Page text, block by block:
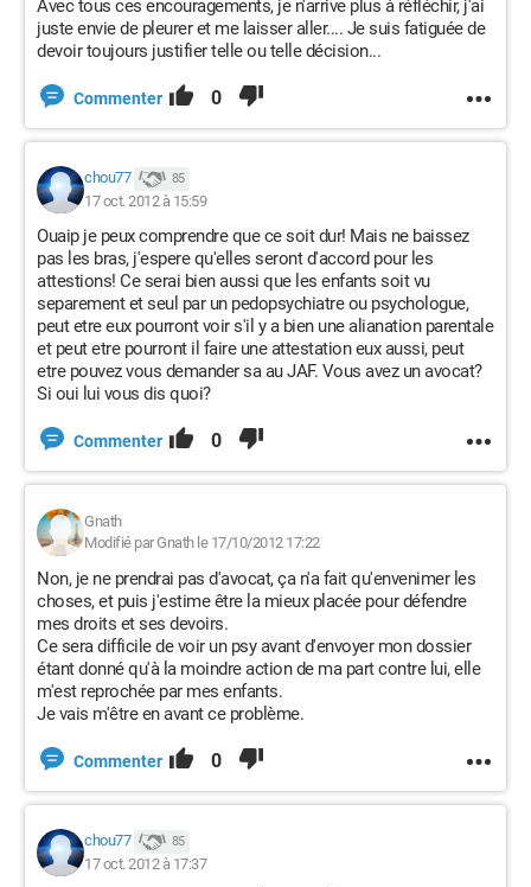
Avec tous ces encouragements, je n'arrive plus à réfléchir, j'ai
juste envie de pleurer et me laisser aller.... Je suis fatiguée de
devoir toujours justifier telle ou telle décision...
Commenter 0
chou77 85
17 oct. 2012 à 15:59
Ouaip je peux comprendre que ce soit dur! Mais ne baissez
pas les bras, j'espere qu'elles seront d'accord pour les
attestions! Ce serai bien aussi que les enfants soit vu
separement et seul par un pedopsychiatre ou psychologue,
peut etre eux pourront voir s'il y a bien une alianation parentale
et peut etre pourront il faire une attestation eux aussi, peut
etre pouvez vous demander sa au JAF. Vous avez un avocat?
Si oui lui vous dis quoi?
Commenter 0
Gnath
Modifié par Gnath le 17/10/2012 17:22
Non, je ne prendrai pas d'avocat, ça n'a fait qu'envenimer les
choses, et puis j'estime être la mieux placée pour défendre
mes droits et ses devoirs.
Ce sera difficile de voir un psy avant d'envoyer mon dossier
étant donné qu'à la moindre action de ma part contre lui, elle
m'est reprochée par mes enfants.
Je vais m'être en avant ce problème.
Commenter 0
chou77 85
17 oct. 2012 à 17:37